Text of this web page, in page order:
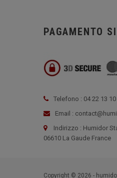
PAGAMENTO
Telefono : 04 22 13 10
Email :
Indirizzo : Humidor
06610 La Gaude France
Copyright © 2026 -